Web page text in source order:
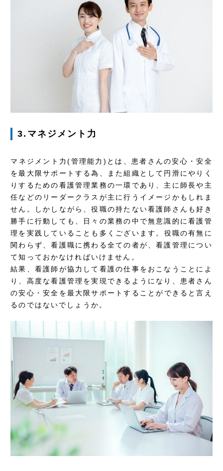
3.マネジメント力
マネジメント力(管理能力)とは、患者さんの安心・安全
を最大限サポートする為、また組織として円滑にやりく
りするための看護管理業務の一環であり、主に師長や主
任などのリーダークラスが主に行うイメージかもしれま
せん。しかしながら、役職の持たない看護師さんも好き
勝手に行動しても、日々の業務の中で無意識的に看護管
理を実践していることも多くございます。役職の有無に
関わらず、看護職に携わる全ての者が、看護管理につい
て知っておかなければいけません。
結果、看護師が協力して看護の仕事をおこなうことによ
り、高度な看護管理を実現できるようになり、患者さん
の安心・安全を最大限サポートすることができると言え
るのではないでしょうか。